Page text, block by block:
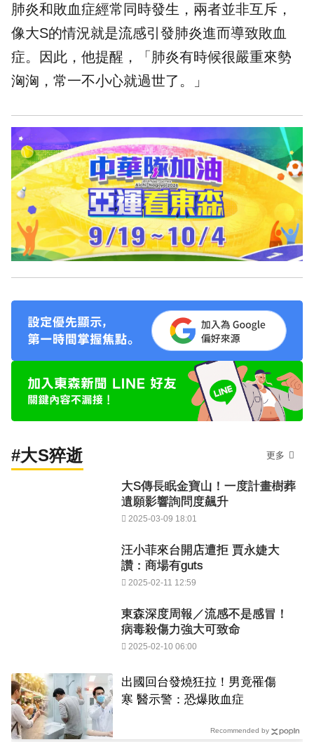
肺炎和敗血症經常同時發生，兩者並非互斥，
像大S的情況就是流感引發肺炎進而導致敗血
症。因此，他提醒，「肺炎有時候很嚴重來勢
洶洶，常一不小心就過世了。」
#大S猝逝 更多
大S傳長眠金寶山！一度計畫樹葬
遺願影響詢問度飆升
2025-03-09 18:01
汪小菲來台開店遭拒 賈永婕大
讚：商場有guts
2025-02-11 12:59
東森深度周報／流感不是感冒！
病毒殺傷力強大可致命
2025-02-10 06:00
出國回台發燒狂拉！男竟罹傷
寒 醫示警：恐爆敗血症
Recommended by